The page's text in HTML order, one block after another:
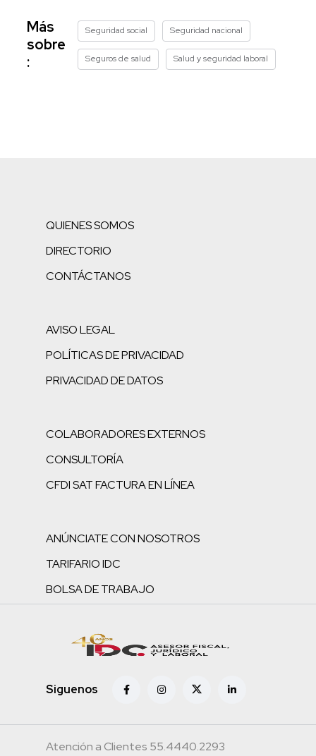
Más
sobre
:
Seguridad social Seguridad nacional
Seguros de salud Salud y seguridad laboral
QUIENES SOMOS
DIRECTORIO
CONTÁCTANOS
AVISO LEGAL
POLÍTICAS DE PRIVACIDAD
PRIVACIDAD DE DATOS
COLABORADORES EXTERNOS
CONSULTORÍA
CFDI SAT FACTURA EN LÍNEA
ANÚNCIATE CON NOSOTROS
TARIFARIO IDC
BOLSA DE TRABAJO
Siguenos
Atención a Clientes 55.4440.2293